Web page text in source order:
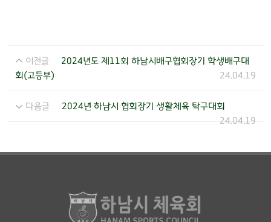
이전글
2024년도 제11회 하남시배구협회장기 학생배구대
회(고등부)
24.04.19
다음글
2024년 하남시 협회장기 생활체육 탁구대회
24.04.19